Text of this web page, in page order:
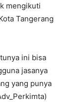
mengikuti
Tangerang
ini bisa
jasanya
yang punya